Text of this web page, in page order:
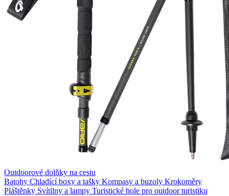
Outdoorové dolňky na cestu
Batohy Chladící boxy a tašky Kompasy a buzoly Krokoměry
Pláštěnky Svítilny a lampy Turistické hole pro outdoor turistiku